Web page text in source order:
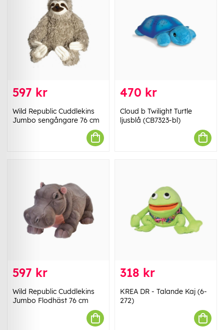
597 kr
Wild Republic Cuddlekins
Jumbo sengångare 76 cm
470 kr
Cloud b Twilight Turtle
ljusblå (CB7323-bl)
597 kr
Wild Republic Cuddlekins
Jumbo Flodhäst 76 cm
318 kr
KREA DR - Talande Kaj (6-
272)